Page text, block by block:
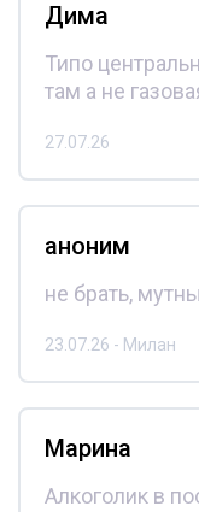
Дима
Типо
там а не
27.07.26
аноним
не брать,
23.07.26 - Милан
Марина
Алкоголик в